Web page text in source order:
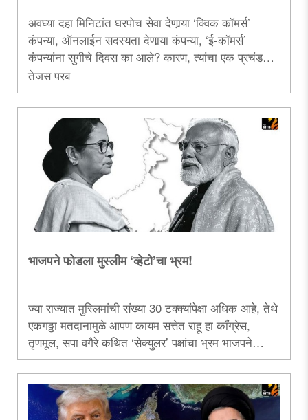
अवघ्या दहा मिनिटांत घरपोच सेवा देणार्‍या ‘क्विक कॉमर्स’
कंपन्या, ऑनलाईन सदस्यता देणार्‍या कंपन्या, ‘ई-कॉमर्स’
कंपन्यांना सुगीचे दिवस का आले? कारण, त्यांचा एक प्रचंड
मोठा ग्राहकवर्ग ‘जेन-झी’च्या माध्यमातून तयार झाला. वरील
नमूद केलेल्या सर्वच क्षेत्रांची एकत्रित उलाढाल २५० अब्ज
डॉलर्सपेक्षा अधिक होऊ शकते. त्याची मदार ही केवळ ‘जेन-
झी’च्या खांद्यावर आहे, असा एक अहवाल नुकताच प्रकाशित
झाला. त्यानिमित्ताने.....
तेजस परब
भाजपने फोडला मुस्लीम ‌‘व्हेटो‌’चा भ्रम!
ज्या राज्यात मुस्लिमांची संख्या 30 टक्क्यांपेक्षा अधिक आहे, तेथे
एकगठ्ठा मतदानामुळे आपण कायम सत्तेत राहू हा काँग्रेस,
तृणमूल, सपा वगैरे कथित ‌‘सेक्युलर‌’ पक्षांचा भ्रम भाजपने
आजवर आसाम व उत्तर प्रदेश या राज्यांमध्ये तोडला. आता प.
बंगालमधील निवडणुकीत तो प्रथमच तोडला जाईल. काँग्रेस व
तृणमूल यांसारख्या पक्षांमध्ये वाढलेली बेचैनी ही या वस्तुस्थितीमुळे
उत्पन्न झाली आहे...